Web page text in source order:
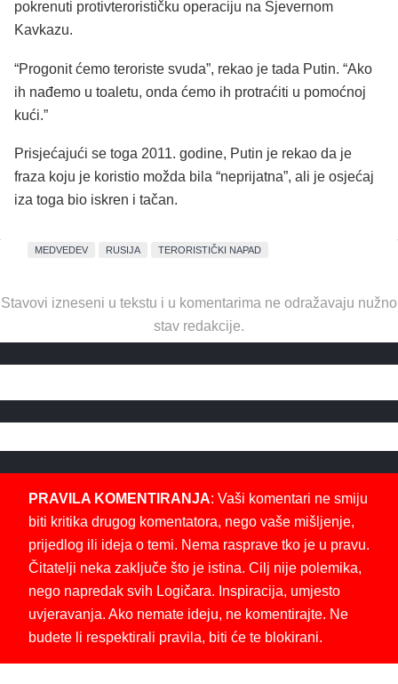
pokrenuti protivterorističku operaciju na Sjevernom
Kavkazu.
“Progonit ćemo teroriste svuda”, rekao je tada Putin. “Ako
ih nađemo u toaletu, onda ćemo ih protraćiti u pomoćnoj
kući.”
Prisjećajući se toga 2011. godine, Putin je rekao da je
fraza koju je koristio možda bila “neprijatna”, ali je osjećaj
iza toga bio iskren i tačan.
MEDVEDEV RUSIJA TERORISTIČKI NAPAD
Stavovi izneseni u tekstu i u komentarima ne odražavaju nužno
stav redakcije.
PRAVILA KOMENTIRANJA: Vaši komentari ne smiju
biti kritika drugog komentatora, nego vaše mišljenje,
prijedlog ili ideja o temi. Nema rasprave tko je u pravu.
Čitatelji neka zaključe što je istina. Cilj nije polemika,
nego napredak svih Logičara. Inspiracija, umjesto
uvjeravanja. Ako nemate ideju, ne komentirajte. Ne
budete li respektirali pravila, biti će te blokirani.